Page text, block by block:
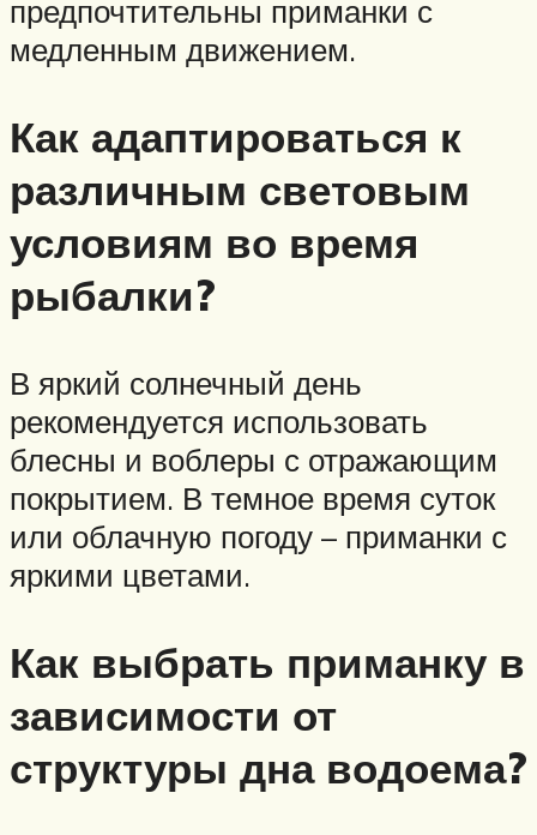
предпочтительны приманки с
медленным движением.
Как адаптироваться к
различным световым
условиям во время
рыбалки?
В яркий солнечный день
рекомендуется использовать
блесны и воблеры с отражающим
покрытием. В темное время суток
или облачную погоду – приманки с
яркими цветами.
Как выбрать приманку в
зависимости от
структуры дна водоема?